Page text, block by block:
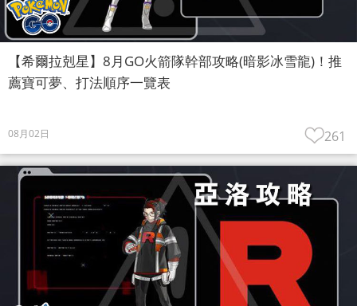
【希爾拉剋星】8月GO火箭隊幹部攻略(暗影冰雪龍)！推
薦寶可夢、打法順序一覽表
08月02日 261